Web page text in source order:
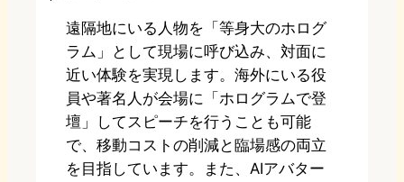
遠隔地にいる人物を「等身大のホログ
ラム」として現場に呼び込み、対面に
近い体験を実現します。海外にいる役
員や著名人が会場に「ホログラムで登
壇」してスピーチを行うことも可能
で、移動コストの削減と臨場感の両立
を目指しています。また、AIアバター